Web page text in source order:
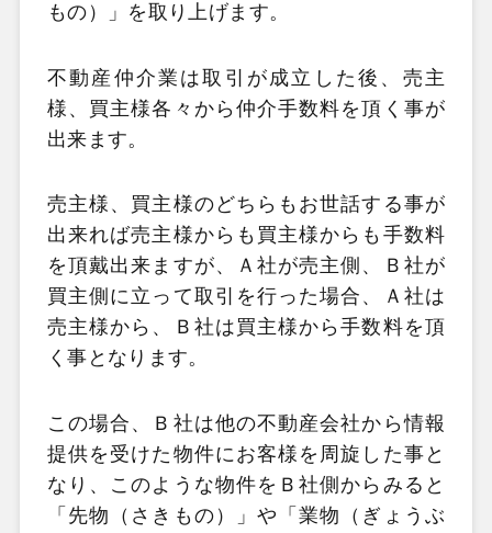
もの）」を取り上げます。
不動産仲介業は取引が成立した後、売主
様、買主様各々から仲介手数料を頂く事が
出来ます。
売主様、買主様のどちらもお世話する事が
出来れば売主様からも買主様からも手数料
を頂戴出来ますが、Ａ社が売主側、Ｂ社が
買主側に立って取引を行った場合、Ａ社は
売主様から、Ｂ社は買主様から手数料を頂
く事となります。
この場合、Ｂ社は他の不動産会社から情報
提供を受けた物件にお客様を周旋した事と
なり、このような物件をＢ社側からみると
「先物（さきもの）」や「業物（ぎょうぶ